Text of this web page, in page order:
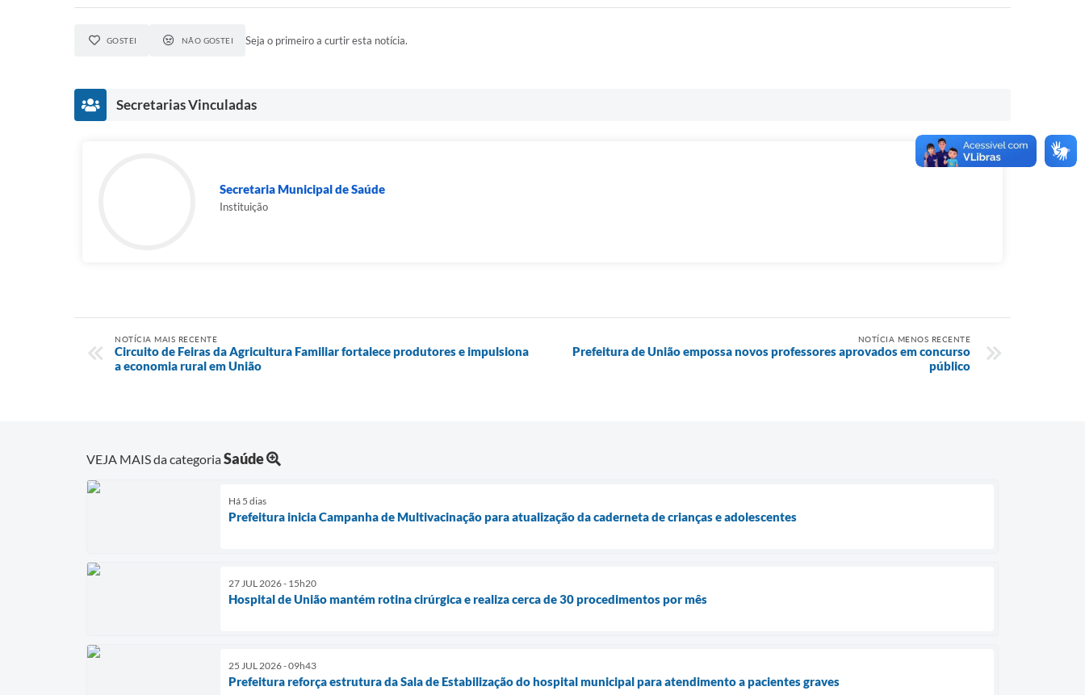
GOSTEI NÃO GOSTEI Seja o primeiro a curtir esta notícia.
Secretarias Vinculadas
Secretaria Municipal de Saúde
Instituição
NOTÍCIA MAIS RECENTE
Circuito de Feiras da Agricultura Familiar fortalece produtores e impulsiona
a economia rural em União
NOTÍCIA MENOS RECENTE
Prefeitura de União empossa novos professores aprovados em concurso
público
VEJA MAIS da categoriaSaúde
Há 5 dias
Prefeitura inicia Campanha de Multivacinação para atualização da caderneta de crianças e adolescentes
27 JUL 2026 - 15h20
Hospital de União mantém rotina cirúrgica e realiza cerca de 30 procedimentos por mês
25 JUL 2026 - 09h43
Prefeitura reforça estrutura da Sala de Estabilização do hospital municipal para atendimento a pacientes graves